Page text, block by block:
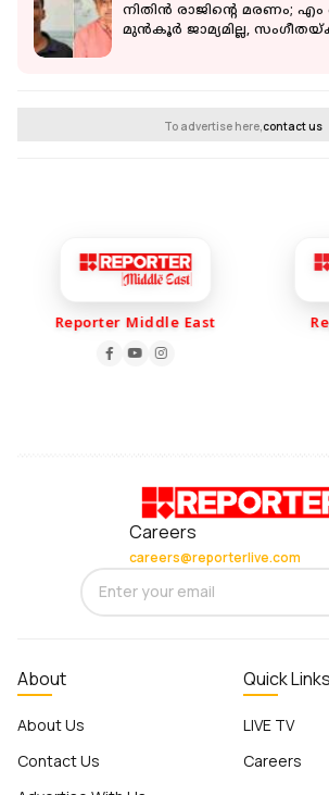
നിതിന്‍ രാജിന്റെ മരണം; എം
മുന്‍കൂര്‍ ജാമ്യമില്ല,
To advertise here,contact us
Reporter Middle East
Careers
careers@reporterlive.com
About
About Us
Contact Us
Quick Links
LIVE TV
Careers